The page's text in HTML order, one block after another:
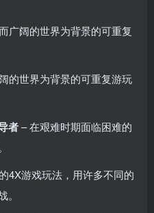
广阔的世界为背景的可重复
的世界为背景的可重复游玩
者– 在艰难时期面临困难的
4X游戏玩法，用许多不同的